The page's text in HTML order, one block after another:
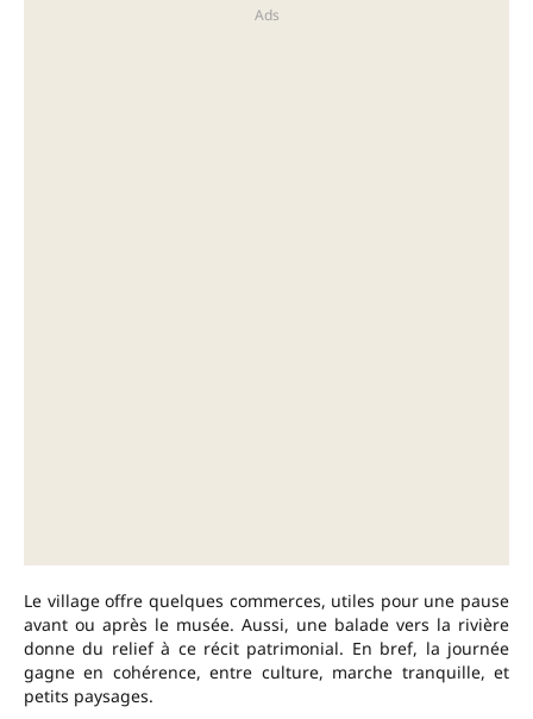
Le village offre quelques commerces, utiles pour une pause
avant ou après le musée. Aussi, une balade vers la rivière
donne du relief à ce récit patrimonial. En bref, la journée
gagne en cohérence, entre culture, marche tranquille, et
petits paysages.